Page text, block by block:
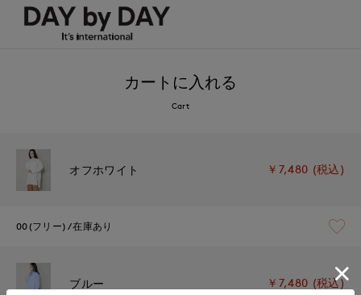
カートに入れる
Cart
オフホワイト ￥7,480 (税込)
00(フリー) 在庫あり
ブルー ￥7,480 (税込)